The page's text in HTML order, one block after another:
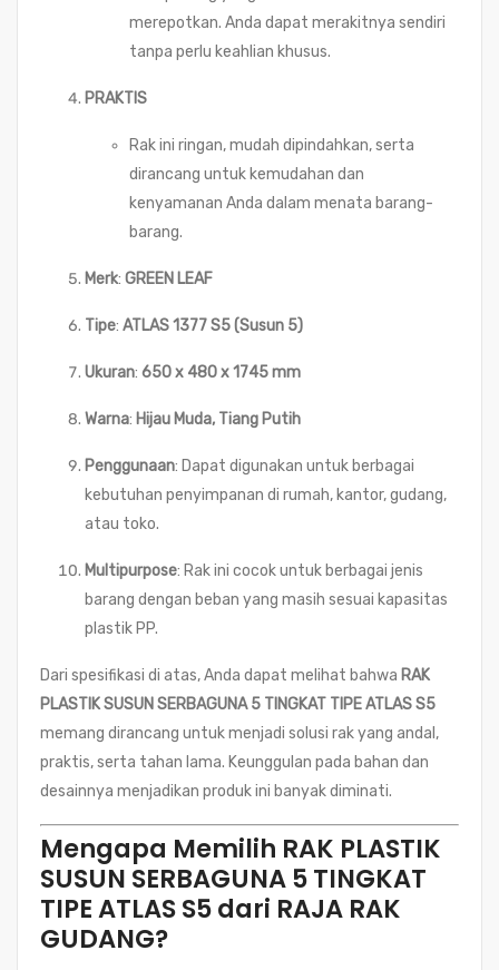
merepotkan. Anda dapat merakitnya sendiri
tanpa perlu keahlian khusus.
PRAKTIS
Rak ini ringan, mudah dipindahkan, serta
dirancang untuk kemudahan dan
kenyamanan Anda dalam menata barang-
barang.
Merk: GREEN LEAF
Tipe: ATLAS 1377 S5 (Susun 5)
Ukuran: 650 x 480 x 1745 mm
Warna: Hijau Muda, Tiang Putih
Penggunaan: Dapat digunakan untuk berbagai
kebutuhan penyimpanan di rumah, kantor, gudang,
atau toko.
Multipurpose: Rak ini cocok untuk berbagai jenis
barang dengan beban yang masih sesuai kapasitas
plastik PP.
Dari spesifikasi di atas, Anda dapat melihat bahwa RAK
PLASTIK SUSUN SERBAGUNA 5 TINGKAT TIPE ATLAS S5
memang dirancang untuk menjadi solusi rak yang andal,
praktis, serta tahan lama. Keunggulan pada bahan dan
desainnya menjadikan produk ini banyak diminati.
Mengapa Memilih RAK PLASTIK
SUSUN SERBAGUNA 5 TINGKAT
TIPE ATLAS S5 dari RAJA RAK
GUDANG?